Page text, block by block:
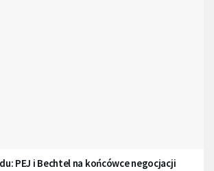
PEJ i Bechtel na końcówce negocjacji